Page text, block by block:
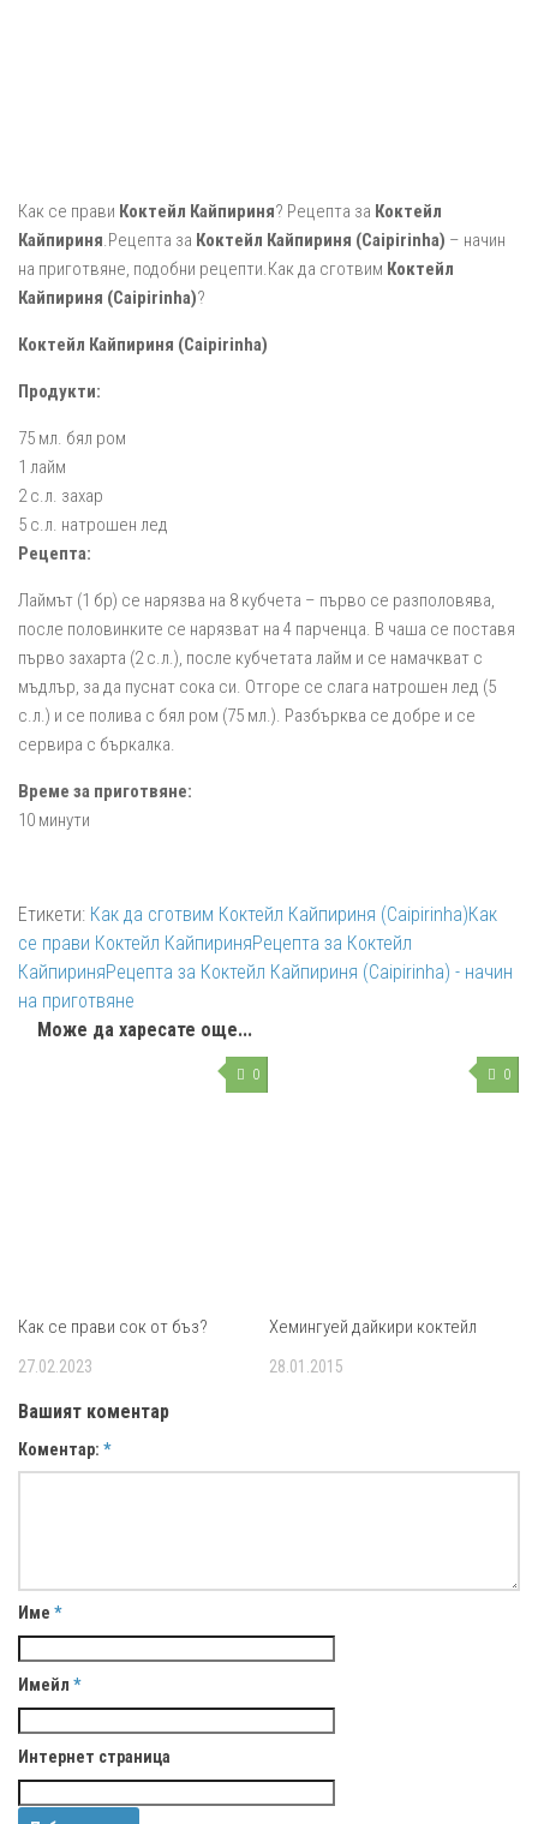
Как се прави Коктейл Кайпириня? Рецепта за Коктейл
Кайпириня.Рецепта за Коктейл Кайпириня (Caipirinha) – начин
на приготвяне, подобни рецепти.Как да сготвим Коктейл
Кайпириня (Caipirinha)?
Коктейл Кайпириня (Caipirinha)
Продукти:
75 мл. бял ром
1 лайм
2 с.л. захар
5 с.л. натрошен лед
Рецепта:
Лаймът (1 бр) се нарязва на 8 кубчета – първо се разполовява,
после половинките се нарязват на 4 парченца. В чаша се поставя
първо захарта (2 с.л.), после кубчетата лайм и се намачкват с
мъдлър, за да пуснат сока си. Отгоре се слага натрошен лед (5
с.л.) и се полива с бял ром (75 мл.). Разбърква се добре и се
сервира с бъркалка.
Време за приготвяне:
10 минути
Етикети: Как да сготвим Коктейл Кайпириня (Caipirinha)Как
се прави Коктейл КайпириняРецепта за Коктейл
КайпириняРецепта за Коктейл Кайпириня (Caipirinha) - начин
на приготвяне
Може да харесате още...
0
Как се прави сок от бъз?
27.02.2023
0
Хемингуей дайкири коктейл
28.01.2015
Вашият коментар
Коментар: *
Име *
Имейл *
Интернет страница